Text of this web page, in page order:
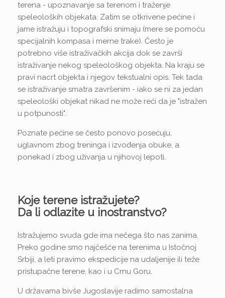
terena - upoznavanje sa terenom i traženje
speleoloških objekata. Zatim se otkrivene pećine i
jame istražuju i topografski snimaju (mere se pomoću
specijalnih kompasa i merne trake). Često je
potrebno više istraživačkih akcija dok se završi
istraživanje nekog speleološkog objekta. Na kraju se
pravi nacrt objekta i njegov tekstualni opis. Tek tada
se istraživanje smatra završenim - iako se ni za jedan
speleološki objekat nikad ne može reći da je "istražen
u potpunosti".
Poznate pećine se često ponovo posećuju,
uglavnom zbog treninga i izvođenja obuke, a
ponekad i zbog uživanja u njihovoj lepoti.
Koje terene istražujete?
Da li odlazite u inostranstvo?
Istražujemo svuda gde ima nečega što nas zanima.
Preko godine smo najčešće na terenima u Istočnoj
Srbiji, a leti pravimo ekspedicije na udaljenije ili teže
pristupačne terene, kao i u Crnu Goru.
U državama bivše Jugoslavije radimo samostalna